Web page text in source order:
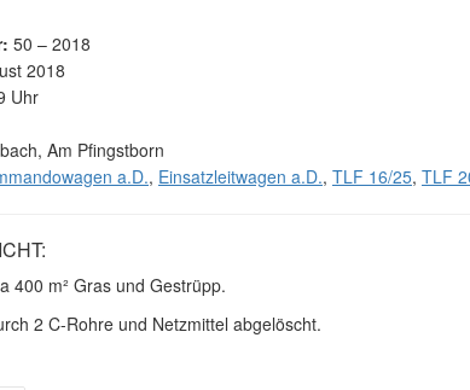
50 – 2018
2018
Uhr
Am Pfingstborn
a.D., Einsatzleitwagen a.D., TLF 16/25, TLF
400 m² Gras und Gestrüpp.
2 C-Rohre und Netzmittel abgelöscht.